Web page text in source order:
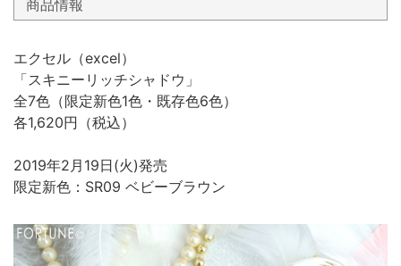
商品情報
エクセル（excel）
「スキニーリッチシャドウ」
全7色（限定新色1色・既存色6色）
各1,620円（税込）
2019年2月19日(火)発売
限定新色：SR09 ベビーブラウン